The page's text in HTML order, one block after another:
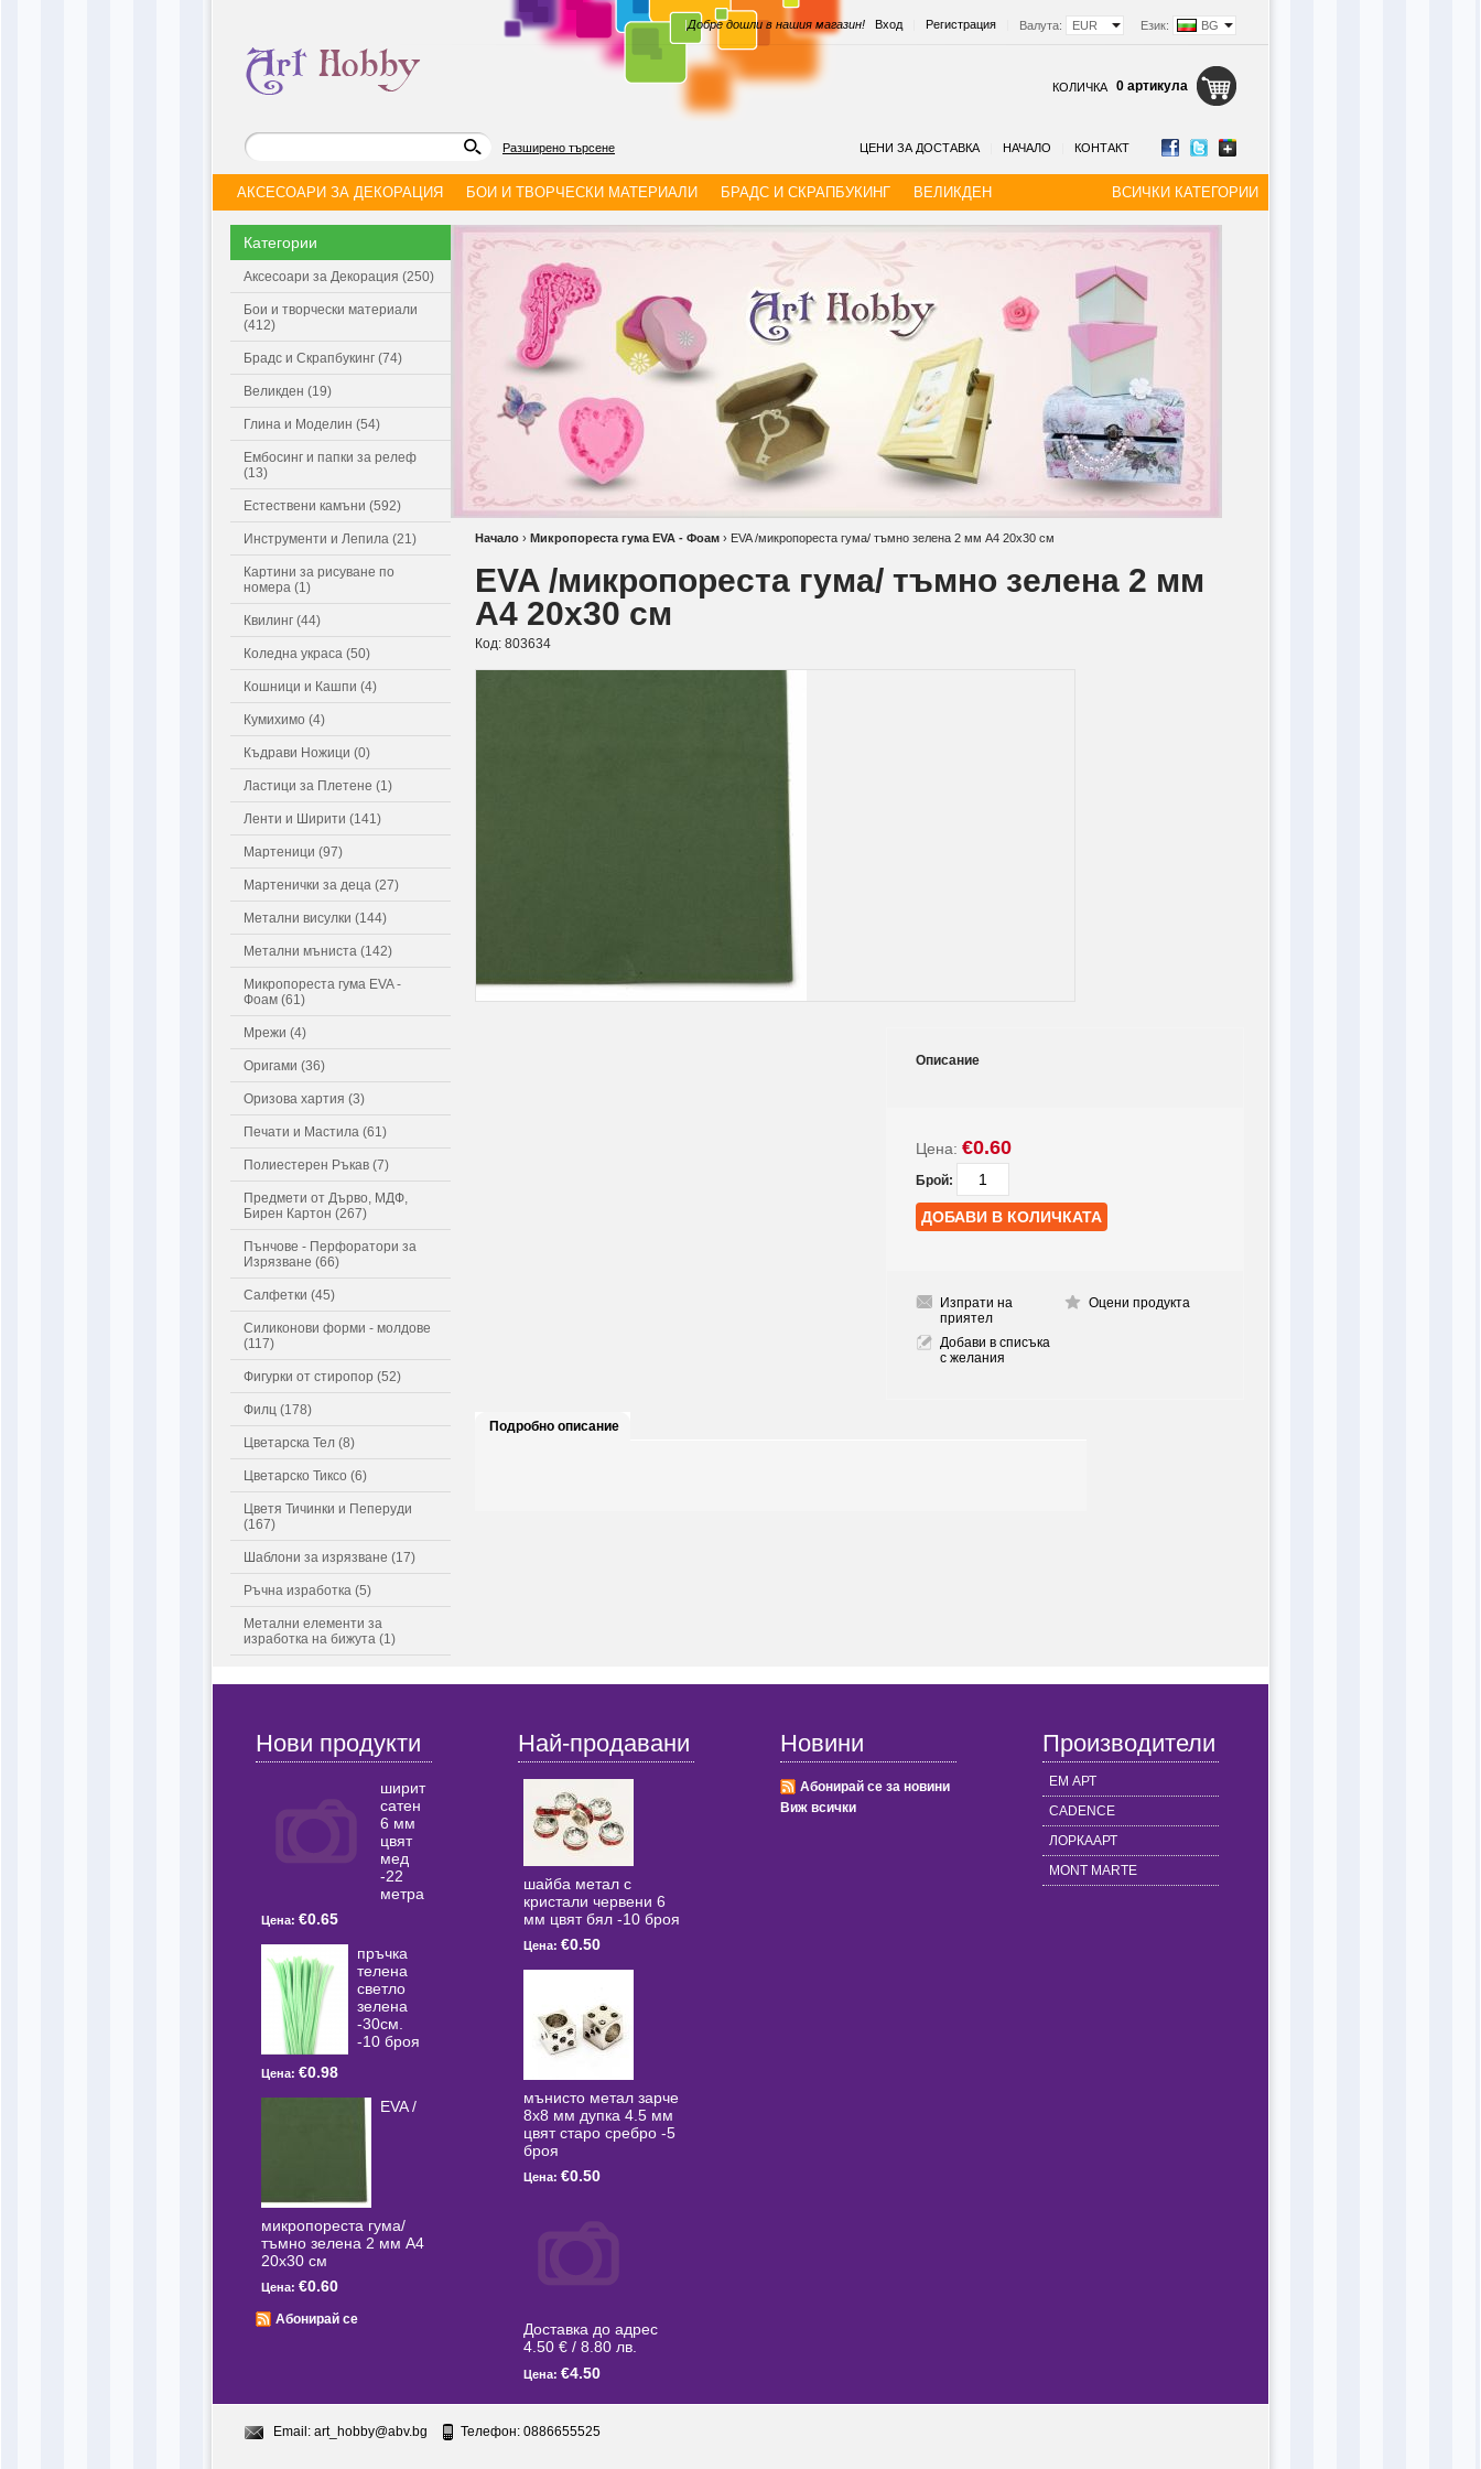
Език: BG
Валута: EUR
Вход Регистрация
Добре дошли в нашия магазин!
|
КОЛИЧКА 0 артикула
Разширено търсене ЦЕНИ ЗА ДОСТАВКА НАЧАЛО КОНТАКТ
АКСЕСОАРИ ЗА ДЕКОРАЦИЯ БОИ И ТВОРЧЕСКИ МАТЕРИАЛИ БРАДС И СКРАПБУКИНГ ВЕЛИКДЕН ВСИЧКИ КАТЕГОРИИ
Категории
Аксесоари за Декорация (250)
Бои и творчески материали
(412)
Брадс и Скрапбукинг (74)
Великден (19)
Глина и Моделин (54)
Ембосинг и папки за релеф
(13)
Естествени камъни (592)
Инструменти и Лепила (21)
Картини за рисуване по
номера (1)
Квилинг (44)
Коледна украса (50)
Кошници и Кашпи (4)
Кумихимо (4)
Къдрави Ножици (0)
Ластици за Плетене (1)
Ленти и Ширити (141)
Мартеници (97)
Мартенички за деца (27)
Метални висулки (144)
Метални мъниста (142)
Микропореста гума EVA -
Фоам (61)
Мрежи (4)
Оригами (36)
Оризова хартия (3)
Печати и Мастила (61)
Полиестерен Ръкав (7)
Предмети от Дърво, МДФ,
Бирен Картон (267)
Пънчове - Перфоратори за
Изрязване (66)
Салфетки (45)
Силиконови форми - молдове
(117)
Фигурки от стиропор (52)
Филц (178)
Цветарска Тел (8)
Цветарско Тиксо (6)
Цветя Тичинки и Пеперуди
(167)
Шаблони за изрязване (17)
Ръчна изработка (5)
Метални елементи за
изработка на бижута (1)
Начало › Микропореста гума EVA - Фоам › EVA /микропореста гума/ тъмно зелена 2 мм А4 20x30 см
EVA /микропореста гума/ тъмно зелена 2 мм
А4 20x30 см
Код: 803634
Описание
Цена: €0.60
Брой:
Изпрати на
приятел
Оцени продукта
Добави в списъка
с желания
Подробно описание
Нови продукти
ширит
сатен
6 мм
цвят
мед
-22
метра
Цена: €0.65
пръчка
телена
светлo
зелена
-30см.
-10 броя
Цена: €0.98
EVA /
микропореста гума/
тъмно зелена 2 мм А4
20x30 см
Цена: €0.60
Абонирай се
Най-продавани
шайба метал с
кристали червени 6
мм цвят бял -10 броя
Цена: €0.50
мънисто метал зарче
8x8 мм дупка 4.5 мм
цвят старо сребро -5
броя
Цена: €0.50
Доставка до адрес
4.50 € / 8.80 лв.
Цена: €4.50
Новини
Абонирай се за новини
Виж всички
Производители
ЕМ АРТ
CADENCE
ЛОРКААРТ
MONT MARTE
Email: art_hobby@abv.bg Телефон: 0886655525